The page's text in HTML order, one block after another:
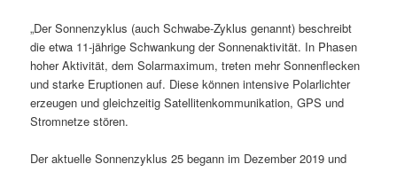
„Der Sonnenzyklus (auch Schwabe-Zyklus genannt) beschreibt
die etwa 11-jährige Schwankung der Sonnenaktivität. In Phasen
hoher Aktivität, dem Solarmaximum, treten mehr Sonnenflecken
und starke Eruptionen auf. Diese können intensive Polarlichter
erzeugen und gleichzeitig Satellitenkommunikation, GPS und
Stromnetze stören.
Der aktuelle Sonnenzyklus 25 begann im Dezember 2019 und